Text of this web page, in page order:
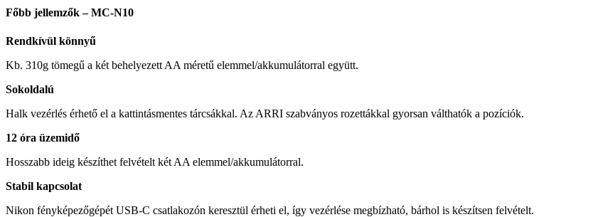
Főbb jellemzők – MC-N10
Rendkívül könnyű
Kb. 310g tömegű a két behelyezett AA méretű elemmel/akkumulátorral együtt.
Sokoldalú
Halk vezérlés érhető el a kattintásmentes tárcsákkal. Az ARRI szabványos rozettákkal gyorsan válthatók a pozíciók.
12 óra üzemidő
Hosszabb ideig készíthet felvételt két AA elemmel/akkumulátorral.
Stabil kapcsolat
Nikon fényképezőgépét USB-C csatlakozón keresztül érheti el, így vezérlése megbízható, bárhol is készítsen felvételt.